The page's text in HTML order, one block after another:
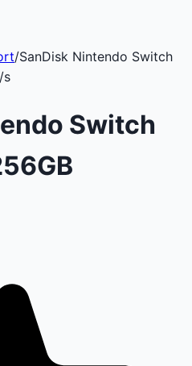
/SanDisk Nintendo Switch
s
Switch